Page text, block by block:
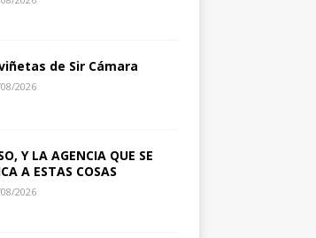
de Sir Cámara
2026
Y LA AGENCIA QUE SE
A ESTAS COSAS
2026